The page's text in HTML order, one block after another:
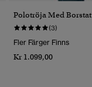
Polotröja Med
(3)
Fler Färger Finns
Kr 1.099,00